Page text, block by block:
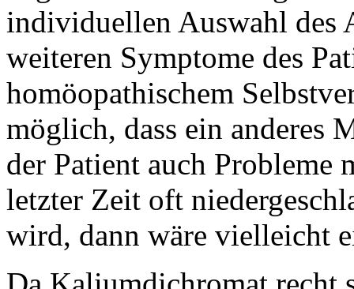
individuellen Auswahl des
weiteren Symptome des
homöopathischem
möglich, dass ein anderes
der Patient auch Probleme
letzter Zeit oft
wird, dann wäre vielleicht